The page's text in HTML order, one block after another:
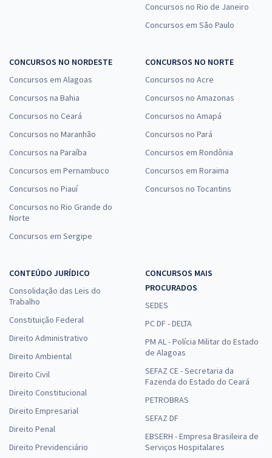
Concursos no Rio de Janeiro
Concursos em São Paulo
CONCURSOS NO NORDESTE
Concursos em Alagoas
Concursos na Bahia
Concursos no Ceará
Concursos no Maranhão
Concursos na Paraíba
Concursos em Pernambuco
Concursos no Piauí
Concursos no Rio Grande do
Norte
Concursos em Sergipe
CONCURSOS NO NORTE
Concursos no Acre
Concursos no Amazonas
Concursos no Amapá
Concursos no Pará
Concursos em Rondônia
Concursos em Roraima
Concursos no Tocantins
CONTEÚDO JURÍDICO
Consolidação das Leis do
Trabalho
Constituição Federal
Direito Administrativo
Direito Ambiental
Direito Civil
Direito Constitucional
Direito Empresarial
Direito Penal
Direito Previdenciário
CONCURSOS MAIS
PROCURADOS
SEDES
PC DF - DELTA
PM AL - Polícia Militar do Estado
de Alagoas
SEFAZ CE - Secretaria da
Fazenda do Estado do Ceará
PETROBRAS
SEFAZ DF
EBSERH - Empresa Brasileira de
Serviços Hospitalares